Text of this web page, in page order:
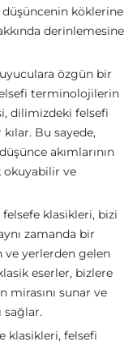
düşüncenin köklerine
derinlemesine
özgün bir
terminolojilerin
dilimizdeki felsefi
Bu sayede,
akımlarının
ve
klasikleri, bizi
zamanda bir
ve yerlerden gelen
eserler, bizlere
mirasını sunar ve
sağlar.
klasikleri, felsefi